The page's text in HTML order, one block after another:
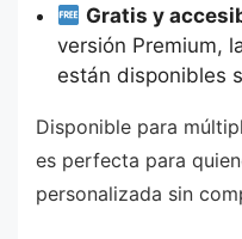
Gratis y
versión Premium,
están disponibles
Disponible para
es perfecta para
personalizada sin